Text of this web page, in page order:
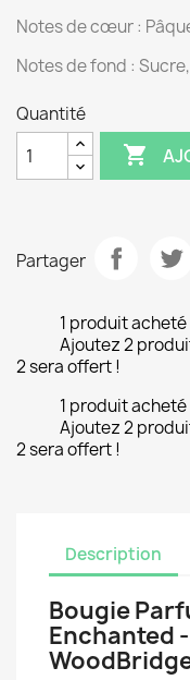
Notes de cœur :
Notes de fond :
Quantité

Partager
1 produit
Ajoutez 2
2 sera offert !
1 produit
Ajoutez 2
2 sera offert !
Description
Bougie
Enchanted